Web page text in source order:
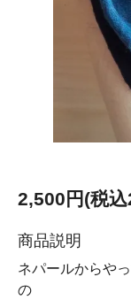
2,500円(税
商品説明
ネパールからや
の